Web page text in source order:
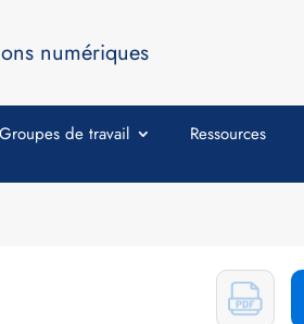
numériques
Groupes de travail
Ressources